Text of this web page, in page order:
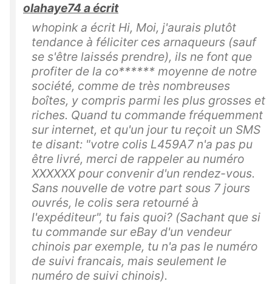
olahaye74 a écrit
whopink a écrit Hi, Moi, j'aurais plutôt
tendance à féliciter ces arnaqueurs (sauf
se s'être laissés prendre), ils ne font que
profiter de la co****** moyenne de notre
société, comme de très nombreuses
boîtes, y compris parmi les plus grosses et
riches. Quand tu commande fréquemment
sur internet, et qu'un jour tu reçoit un SMS
te disant: "votre colis L459A7 n'a pas pu
être livré, merci de rappeler au numéro
XXXXXX pour convenir d'un rendez-vous.
Sans nouvelle de votre part sous 7 jours
ouvrés, le colis sera retourné à
l'expéditeur", tu fais quoi? (Sachant que si
tu commande sur eBay d'un vendeur
chinois par exemple, tu n'a pas le numéro
de suivi francais, mais seulement le
numéro de suivi chinois).